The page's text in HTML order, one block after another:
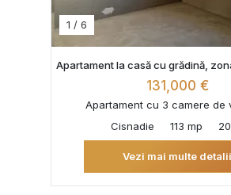
1 / 6
Apartament la casă cu grădină,
131,000 €
Apartament cu 3 camere de
Cisnadie
113 mp
Vezi mai multe detalii